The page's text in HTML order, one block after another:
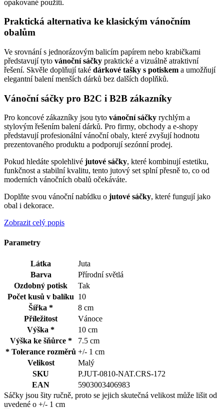
opakované použití.
Praktická alternativa ke klasickým vánočním
obalům
Ve srovnání s jednorázovým balicím papírem nebo krabičkami
představují tyto vánoční sáčky praktické a vizuálně atraktivní
řešení. Skvěle doplňují také dárkové tašky s potiskem a umožňují
elegantní balení menších dárků bez dalších doplňků.
Vánoční sáčky pro B2C i B2B zákazníky
Pro koncové zákazníky jsou tyto vánoční sáčky rychlým a
stylovým řešením balení dárků. Pro firmy, obchody a e-shopy
představují profesionální vánoční obaly, které zvyšují hodnotu
prezentovaného produktu a podporují sezónní prodej.
Pokud hledáte spolehlivé jutové sáčky, které kombinují estetiku,
funkčnost a stabilní kvalitu, tento jutový set splní přesně to, co od
moderních vánočních obalů očekáváte.
Doplňte svou vánoční nabídku o jutové sáčky, které fungují jako
obal i dekorace.
Zobrazit celý popis
Parametry
Látka
Juta
Barva
Přírodní světlá
Ozdobný potisk
Tak
Počet kusů v balíku 10
Šířka *
8 cm
Příležitost
Vánoce
Výška *
10 cm
Výška ke šňůrce *
7.5 cm
* Tolerance rozměrů +/- 1 cm
Velikost
Malý
SKU
P.JUT-0810-NAT.CRS-172
EAN
5903003406983
Sáčky jsou šity ručně, proto se jejich skutečná velikost může lišit od
uvedené o +/- 1 cm